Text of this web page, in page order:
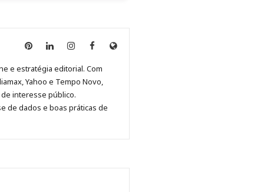
Anny
no
Pinterest
Anny
no
LinkedIn
Anny
no
Instagram
Anny
no
Facebook
Site
e estratégia editorial. Com
Yahoo e Tempo Novo,
interesse público.
de dados e boas práticas de